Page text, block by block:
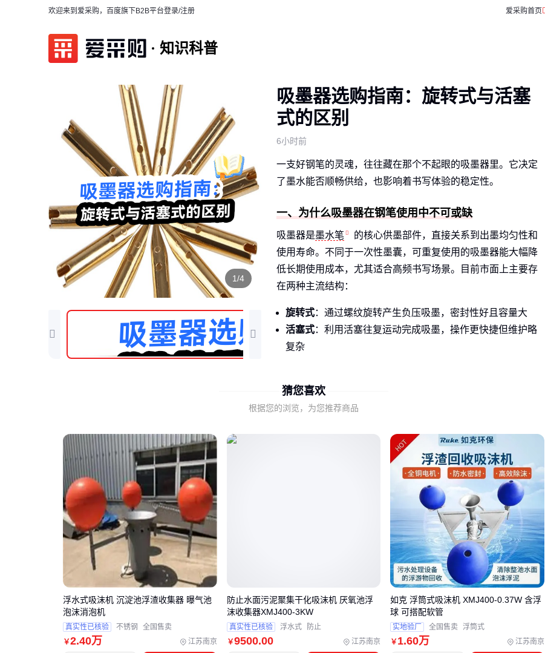
欢迎来到爱采购，百度旗下B2B平台登录/注册 爱采购首页
知识科普
1/4
吸墨器选购指南：旋转式与活塞
式的区别
6小时前
一支好钢笔的灵魂，往往藏在那个不起眼的吸墨器里。它决定
了墨水能否顺畅供给，也影响着书写体验的稳定性。
一、为什么吸墨器在钢笔使用中不可或缺
吸墨器是墨水笔
的核心供墨部件，直接关系到出墨均匀性和
使用寿命。不同于一次性墨囊，可重复使用的吸墨器能大幅降
低长期使用成本，尤其适合高频书写场景。目前市面上主要存
在两种主流结构：
旋转式：通过螺纹旋转产生负压吸墨，密封性好且容量大
活塞式：利用活塞往复运动完成吸墨，操作更快捷但维护略
复杂
二、吸墨器的分类与工作原理
度墨水；而活塞式的弹簧复位设计在快速补墨时更有优势。常
认为所有吸墨器都通用（实际存在国际标准/欧标等不同口
忽视材质耐腐蚀性（酸性墨水会腐蚀劣质橡胶密封圈）
低估清洁频率（残留墨水干涸会导致活塞卡死）
🔧 维护成本往往比购买价格更值得关注
三、如何根据钢笔类型选择吸墨器
选型时建议先确认钢笔接口规格，再结合使用场景判断：
书法/绘画用途
猜您喜欢
根据您的浏览，为您推荐商品
￥2.40万 江苏南京
浮水式吸沫机 沉淀池浮渣收集器 曝气池
泡沫消泡机
真实性已核验 不锈钢 全国售卖
￥9500.00 江苏南京
防止水面污泥聚集干化吸沫机 厌氧池浮
沫收集器XMJ400-3KW
真实性已核验 浮水式 防止
￥ 1.60万 江苏南京
如克 浮筒式吸沫机 XMJ400-0.37W 含浮
球 可搭配软管
实地验厂 全国售卖 浮筒式